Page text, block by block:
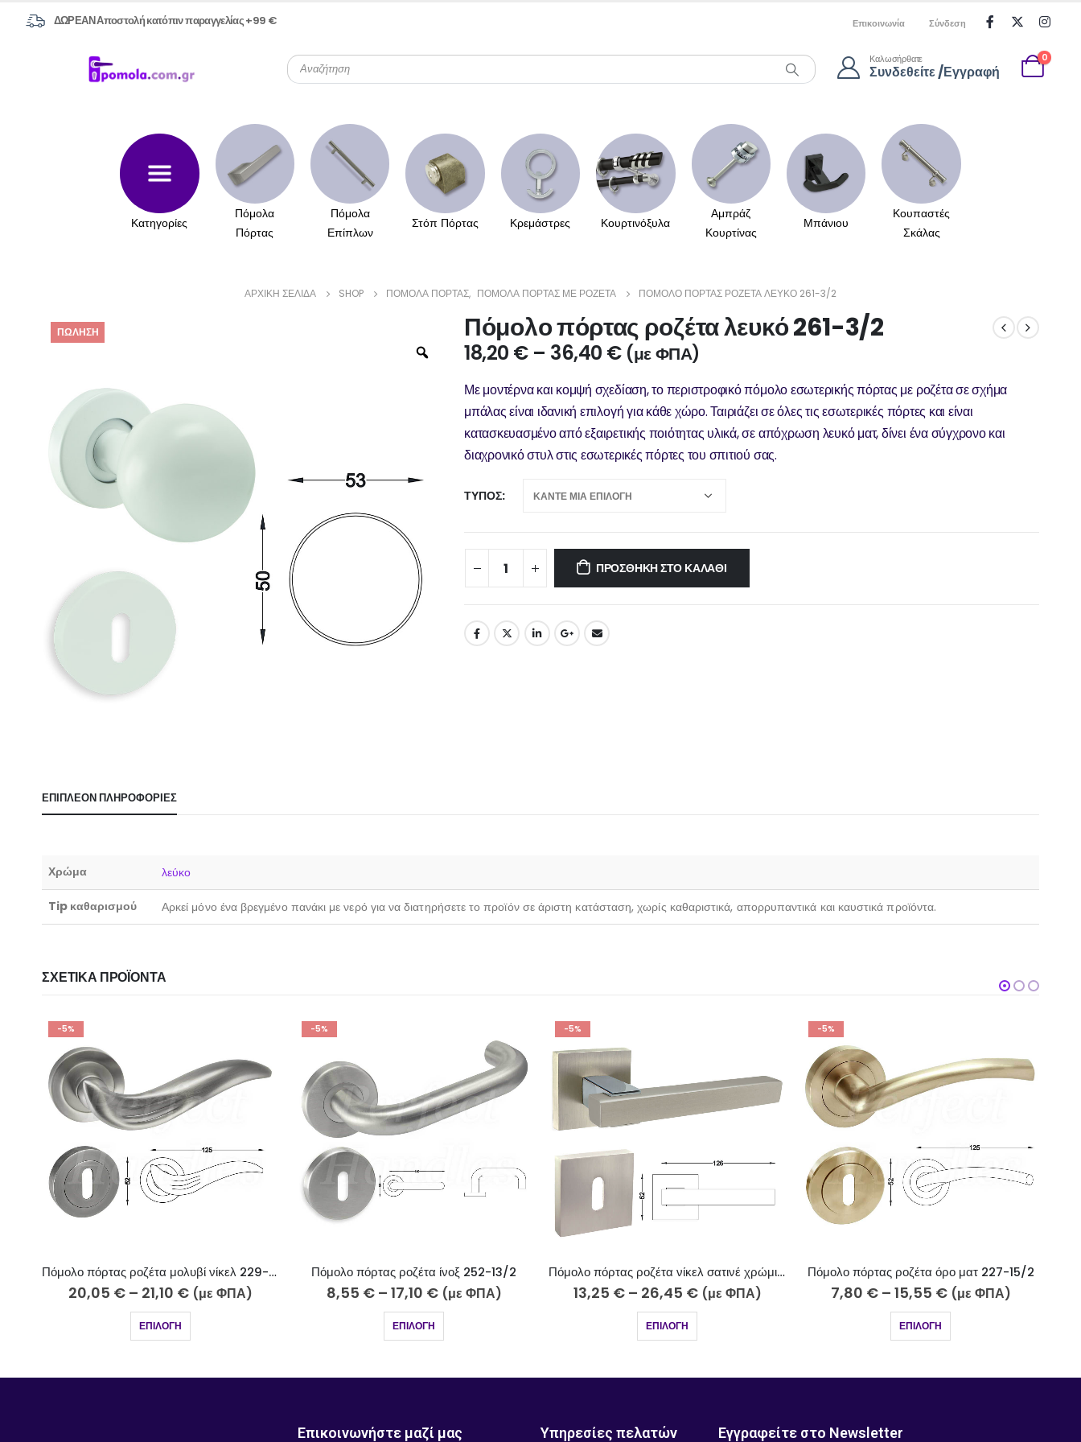
ΔΩΡΕΑΝ Αποστολή κατόπιν παραγγελίας +99 € Επικοινωνία Σύνδεση
Καλωσήρθατε
Συνδεθείτε /Εγγραφή
0
Κατηγορίες
Πόμολα
Πόρτας
Πόμολα
Επίπλων
Στόπ Πόρτας Κρεμάστρες Κουρτινόξυλα
Αμπράζ
Κουρτίνας
Μπάνιου
Κουπαστές
Σκάλας
ΑΡΧΙΚΉ ΣΕΛΊΔΑ SHOP ΠΌΜΟΛΑ ΠΌΡΤΑΣ, ΠΌΜΟΛΑ ΠΌΡΤΑΣ ΜΕ ΡΟΖΈΤΑ ΠΌΜΟΛΟ ΠΌΡΤΑΣ ΡΟΖΈΤΑ ΛΕΥΚΌ 261-3/2
ΠΏΛΗΣΗ Πόμολο πόρτας ροζέτα λευκό 261-3/2
18,20 € – 36,40 € (με ΦΠΑ)
Με μοντέρνα και κομψή σχεδίαση, το περιστροφικό πόμολο εσωτερικής πόρτας με ροζέτα σε σχήμα
μπάλας είναι ιδανική επιλογή για κάθε χώρο. Ταιριάζει σε όλες τις εσωτερικές πόρτες και είναι
κατασκευασμένο από εξαιρετικής ποιότητας υλικά, σε απόχρωση λευκό ματ, δίνει ένα σύγχρονο και
διαχρονικό στυλ στις εσωτερικές πόρτες του σπιτιού σας.
ΤΎΠΟΣ
ΠΡΟΣΘΉΚΗ ΣΤΟ ΚΑΛΆΘΙ
ΕΠΙΠΛΈΟΝ ΠΛΗΡΟΦΟΡΊΕΣ
Χρώμα λεύκο
Tip καθαρισμού Αρκεί μόνο ένα βρεγμένο πανάκι με νερό για να διατηρήσετε το προϊόν σε άριστη κατάσταση, χωρίς καθαριστικά, απορρυπαντικά και καυστικά προϊόντα.
ΣΧΕΤΙΚΆ ΠΡΟΪΌΝΤΑ
-5%
Πόμολο πόρτας ροζέτα ίνοξ 252-13/2
8,55€–17,10€(με ΦΠΑ)
ΕΠΙΛΟΓΉ
-5%
13,25€–26,45€ (με ΦΠΑ)
ΕΠΙΛΟΓΉ
-5%
Πόμολο πόρτας ροζέτα όρο ματ 227-15/2
7,80€ –15,55€(με ΦΠΑ)
ΕΠΙΛΟΓΉ
-5%
Πόμολο πόρτας ροζέτα λευκό ματ 243-3/2
13,40€ –26,75 €(με ΦΠΑ)
ΕΠΙΛΟΓΉ
Επικοινωνήστε μαζί μας Υπηρεσίες πελατών Εγγραφείτε στο Newsletter